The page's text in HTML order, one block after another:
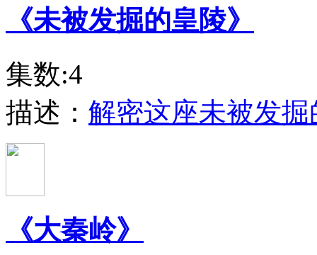
《未被发掘的皇陵》
集数:4
描述： 解密这座未被发掘
《大秦岭》